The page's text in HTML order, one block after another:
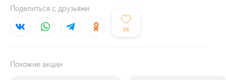
24
Поделиться с друзьями
Похожие акции